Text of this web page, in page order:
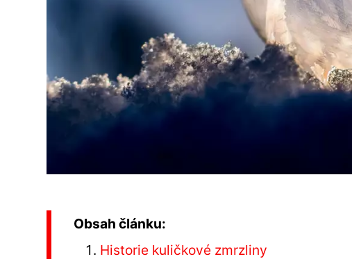
Obsah článku:
Historie kuličkové zmrzliny